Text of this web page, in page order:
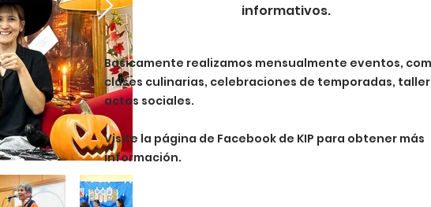
informativos.
Basicamente realizamos mensualmente eventos,
clases culinarias, celebraciones de temporadas,
actos sociales.
Visite la página de Facebook de KIP para obtener más
información.